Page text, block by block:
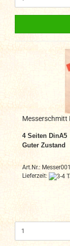
Messerschmitt
4 Seiten DinA5
Guter Zustand
Art.Nr.: Messer001
Lieferzeit: